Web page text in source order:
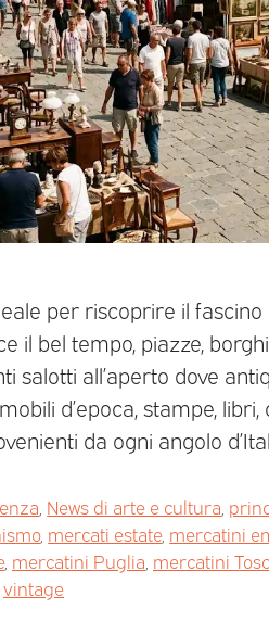
per riscoprire il
il bel tempo, piazze,
salotti all’aperto dove
d’epoca, stampe,
da ogni angolo
News di arte e cultura
, mercati estate, mercatini
, mercatini Puglia mercatini
vintage